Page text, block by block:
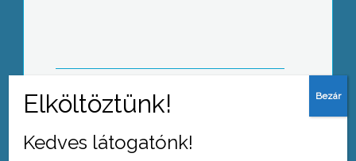
Roma tanoda nyitotta meg kapuit
Halmajugrán
Kedves látogatónk!